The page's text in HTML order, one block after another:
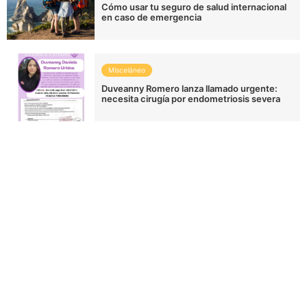
Cómo usar tu seguro de salud internacional
en caso de emergencia
Misceláneo
Duveanny Romero lanza llamado urgente:
necesita cirugía por endometriosis severa